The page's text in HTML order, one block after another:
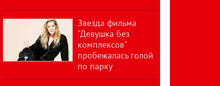
Звезда фильма
"Девушка без
комплексов"
пробежалась голой
по парку